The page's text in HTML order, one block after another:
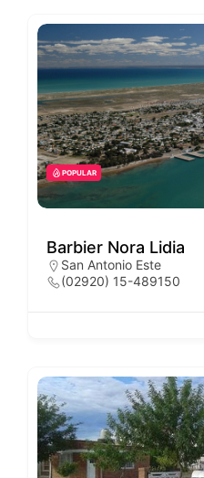
POPULAR
Barbier Nora Lidia
San Antonio Este
(02920) 15-489150